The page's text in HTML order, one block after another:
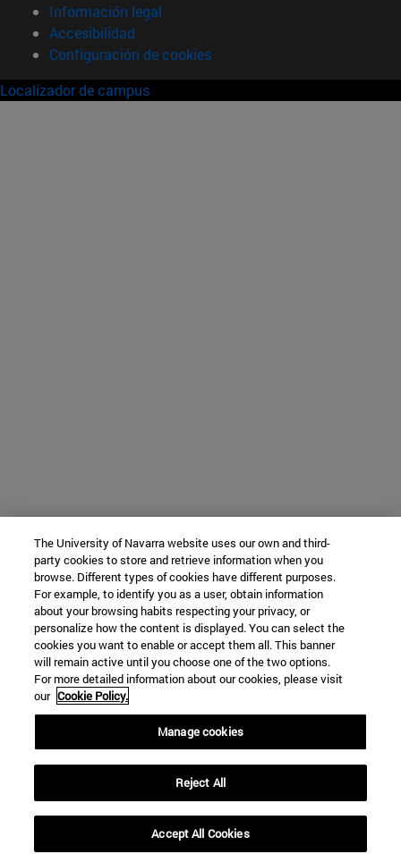
Información legal
Accesibilidad
Configuración de cookies
Localizador de campus
The University of Navarra website uses our own and third-
party cookies to store and retrieve information when you
browse. Different types of cookies have different purposes.
For example, to identify you as a user, obtain information
about your browsing habits respecting your privacy, or
personalize how the content is displayed. You can select the
cookies you want to enable or accept them all. This banner
will remain active until you choose one of the two options.
For more detailed information about our cookies, please visit
our Cookie Policy.
Manage cookies
Reject All
Accept All Cookies